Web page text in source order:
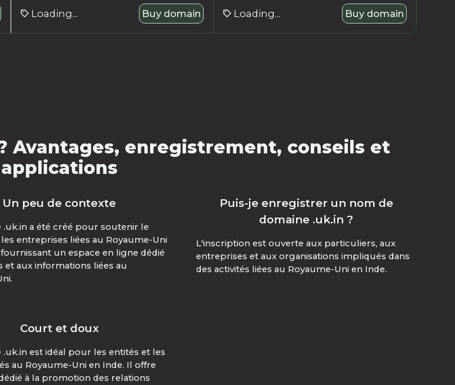
Loading... Buy domain Loading... Buy domain
Avantages, enregistrement, conseils et
applications
Un peu de contexte
.uk.in a été créé pour soutenir le
entreprises liées au Royaume-Uni
un espace en ligne dédié
et aux informations liées au
Puis-je enregistrer un nom de
domaine .uk.in ?
L'inscription est ouverte aux particuliers, aux
entreprises et aux organisations impliqués dans
des activités liées au Royaume-Uni en Inde.
Court et doux
.uk.in est idéal pour les entités et les
au Royaume-Uni en Inde. Il offre
à la promotion des relations